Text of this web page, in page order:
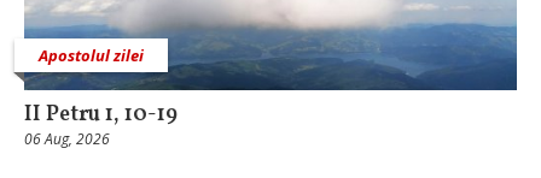
Apostolul zilei
II Petru 1, 10-19
06 Aug, 2026